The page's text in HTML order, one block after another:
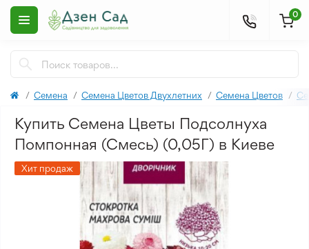
0
Семена Семена Цветов Двухлетних Семена Цветов
Купить Семена Цветы Подсолнуха
Помпонная (Смесь) (0,05Г) в Киеве
Хит продаж